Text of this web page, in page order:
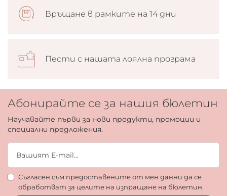
Връщане в рамките на 14 дни
Пести с нашата лоялна програма
Абонирайте се за нашия бюлетин
Научавайте първи за нови продукти, промоции и
специални предложения.
Съгласен съм предоставените от мен данни да се
обработват за целите на изпращане на бюлетин.